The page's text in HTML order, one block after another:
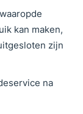
kan maken,
zijn
na